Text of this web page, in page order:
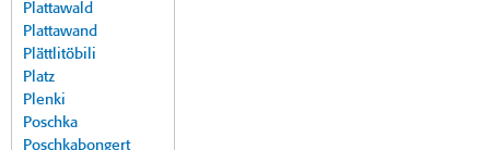
Plattawald
Plattawand
Plättlitöbili
Platz
Plenki
Poschka
Poschkabongert